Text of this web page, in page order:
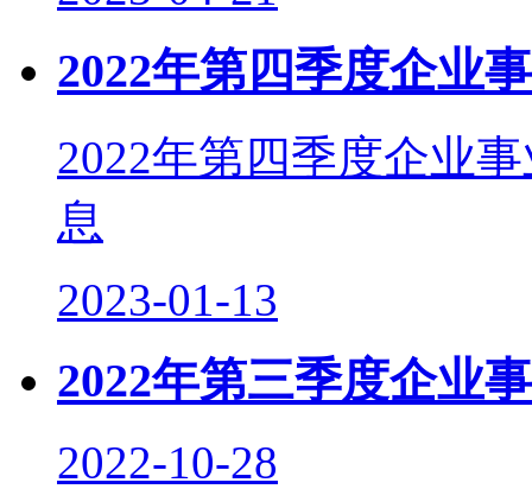
2022年第四季度企业
2022年第四季度企业
息
2023-01-13
2022年第三季度企业
2022-10-28